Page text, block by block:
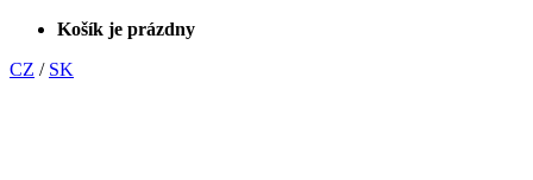
Košík je prázdny
CZ / SK